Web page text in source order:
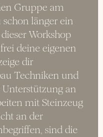
Gruppe am
schon länger ein
Workshop
deine eigenen
dir
Techniken und
an
mit Steinzeug
an der
sind die